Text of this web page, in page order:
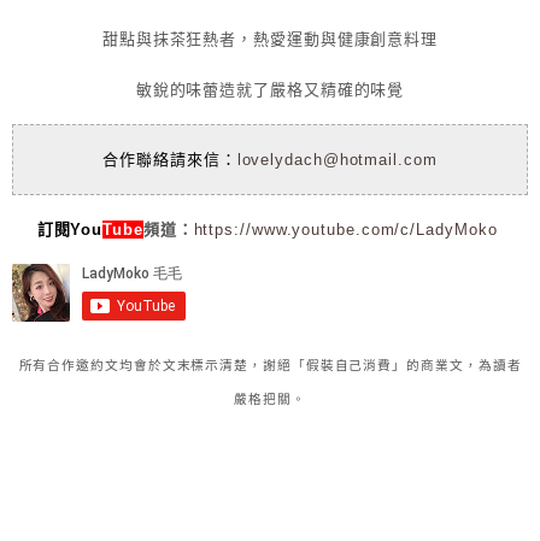
甜點與抹茶狂熱者，熱愛運動與健康創意料理
敏銳的味蕾造就了嚴格又精確的味覺
合作聯絡請來信： lovelydach@hotmail.com
訂閱YouTube頻道： https://www.youtube.com/c/LadyMoko
所有合作邀約文均會於文末標示清楚，謝絕「假裝自己消費」的商業文，為讀者
嚴格把關。